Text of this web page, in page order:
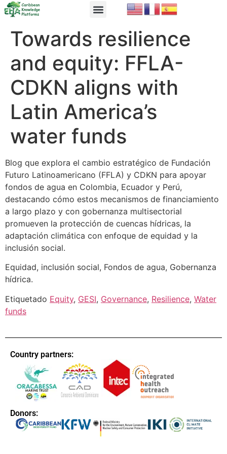
Towards resilience
and equity: FFLA-
CDKN aligns with
Latin America’s
water funds
Blog que explora el cambio estratégico de Fundación
Futuro Latinoamericano (FFLA) y CDKN para apoyar
fondos de agua en Colombia, Ecuador y Perú,
destacando cómo estos mecanismos de financiamiento
a largo plazo y con gobernanza multisectorial
promueven la protección de cuencas hídricas, la
adaptación climática con enfoque de equidad y la
inclusión social.
Equidad, inclusión social, Fondos de agua, Gobernanza
hídrica.
Etiquetado Equity, GESI, Governance, Resilience, Water
funds
Country partners:
Donors: